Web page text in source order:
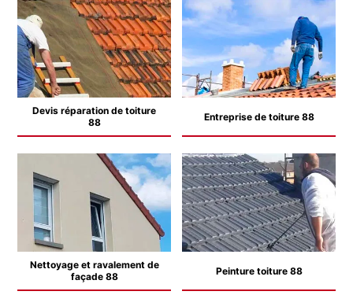
Devis réparation de toiture
88
Entreprise de toiture 88
Nettoyage et ravalement de
façade 88
Peinture toiture 88